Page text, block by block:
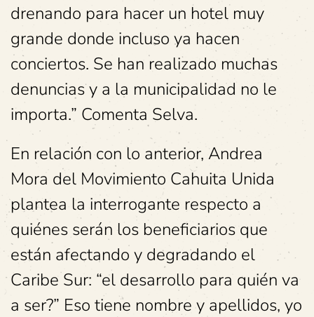
drenando para hacer un hotel muy
grande donde incluso ya hacen
conciertos. Se han realizado muchas
denuncias y a la municipalidad no le
importa.” Comenta Selva.
En relación con lo anterior, Andrea
Mora del Movimiento Cahuita Unida
plantea la interrogante respecto a
quiénes serán los beneficiarios que
están afectando y degradando el
Caribe Sur: “el desarrollo para quién va
a ser?” Eso tiene nombre y apellidos, yo